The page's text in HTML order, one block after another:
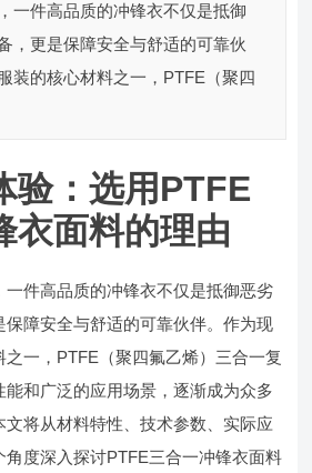
一件高品质的冲锋衣不仅是抵御
，更是保障安全与舒适的可靠伙
装的核心材料之一，PTFE（聚四
验：选用PTFE
衣面料的理由
一件高品质的冲锋衣不仅是抵御恶劣
保障安全与舒适的可靠伙伴。作为现
一，PTFE（聚四氟乙烯）三合一复
和广泛的应用场景，逐渐成为众多
文将从材料特性、技术参数、实际应
角度深入探讨PTFE三合一冲锋衣面料